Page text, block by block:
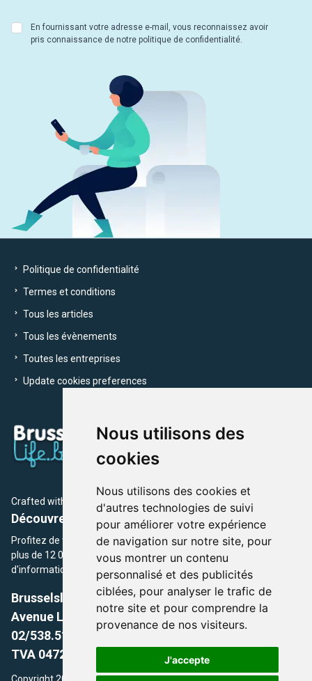
Nous utilisons des
cookies
Nous utilisons des cookies et
d'autres technologies de suivi
pour améliorer votre expérience
de navigation sur notre site, pour
vous montrer un contenu
personnalisé et des publicités
ciblées, pour analyser le trafic de
notre site et pour comprendre la
provenance de nos visiteurs.
J'accepte
En fournissant votre adresse e-mail, vous reconnaissez avoir
pris connaissance de notre politique de confidentialité.
Politique de confidentialité
Termes et conditions
Tous les articles
Tous les évènements
Toutes les entreprises
Update cookies preferences
Crafted with by Brusselslife Team
Découvrez plus de 12 000 adresses et événements
Profitez de toutes les sections de BrusselsLife.be et découvrez
plus de 12 000 adresses et un grand choix d'événements,
d'informations et de conseils et astuces de notre écriture.
Brusselslife.be
Avenue Louise, 500 -1050 Ixelles, Brussels,
02/538.51.49.
TVA 0472.281.221
Copyright 2026 © Brusselslife.be Tous droits réservés. Le contenu